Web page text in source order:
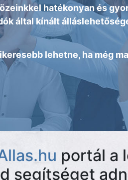
hatékonyan és
által kínált
lehetne, ha még
portál a
segítséget